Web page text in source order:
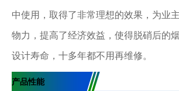
中使用，取得了非常理想的效果，为业
物力，提高了经济效益，使得脱硝后的
设计寿命，十多年都不用再维修。
产品性能